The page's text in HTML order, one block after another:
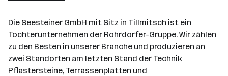
Die Seesteiner GmbH mit Sitz in Tillmitsch ist ein
Tochterunternehmen der Rohrdorfer-Gruppe. Wir zählen
zu den Besten in unserer Branche und produzieren an
zwei Standorten am letzten Stand der Technik
Pflastersteine, Terrassenplatten und